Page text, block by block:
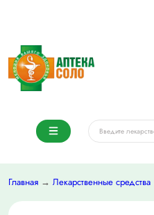
Главная → Лекарственные средства